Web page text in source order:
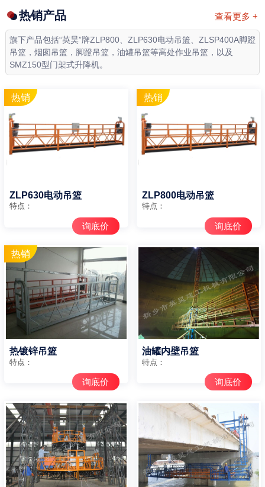
查看更多 +
热销产品
旗下产品包括“英昊”牌ZLP800、ZLP630电动吊篮、ZLSP400A脚蹬
吊篮，烟囱吊篮，脚蹬吊篮，油罐吊篮等高处作业吊篮，以及
SMZ150型门架式升降机。
ZLP630电动吊篮
特点：
询底价
ZLP800电动吊篮
特点：
询底价
热镀锌吊篮
特点：
询底价
油罐内壁吊篮
特点：
询底价